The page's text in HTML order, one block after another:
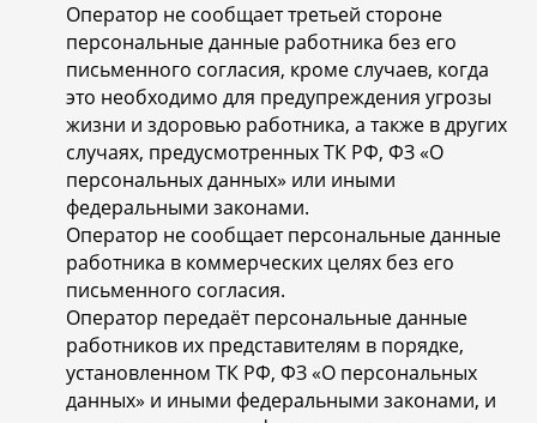
Оператор не сообщает третьей стороне
персональные данные работника без его
письменного согласия, кроме случаев, когда
это необходимо для предупреждения угрозы
жизни и здоровью работника, а также в других
случаях, предусмотренных ТК РФ, ФЗ «О
персональных данных» или иными
федеральными законами.
Оператор не сообщает персональные данные
работника в коммерческих целях без его
письменного согласия.
Оператор передаёт персональные данные
работников их представителям в порядке,
установленном ТК РФ, ФЗ «О персональных
данных» и иными федеральными законами, и